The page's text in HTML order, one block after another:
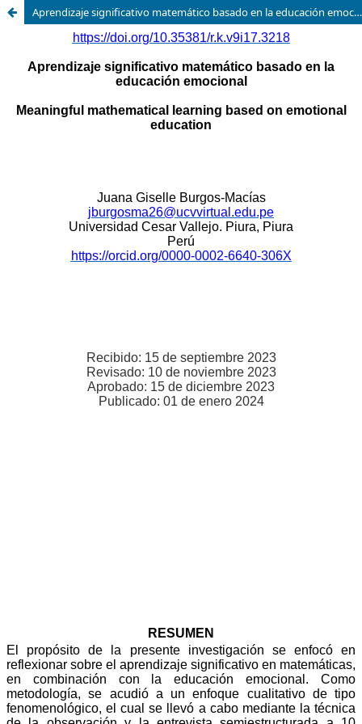
Aprendizaje significativo matemático basado en la educación emocional